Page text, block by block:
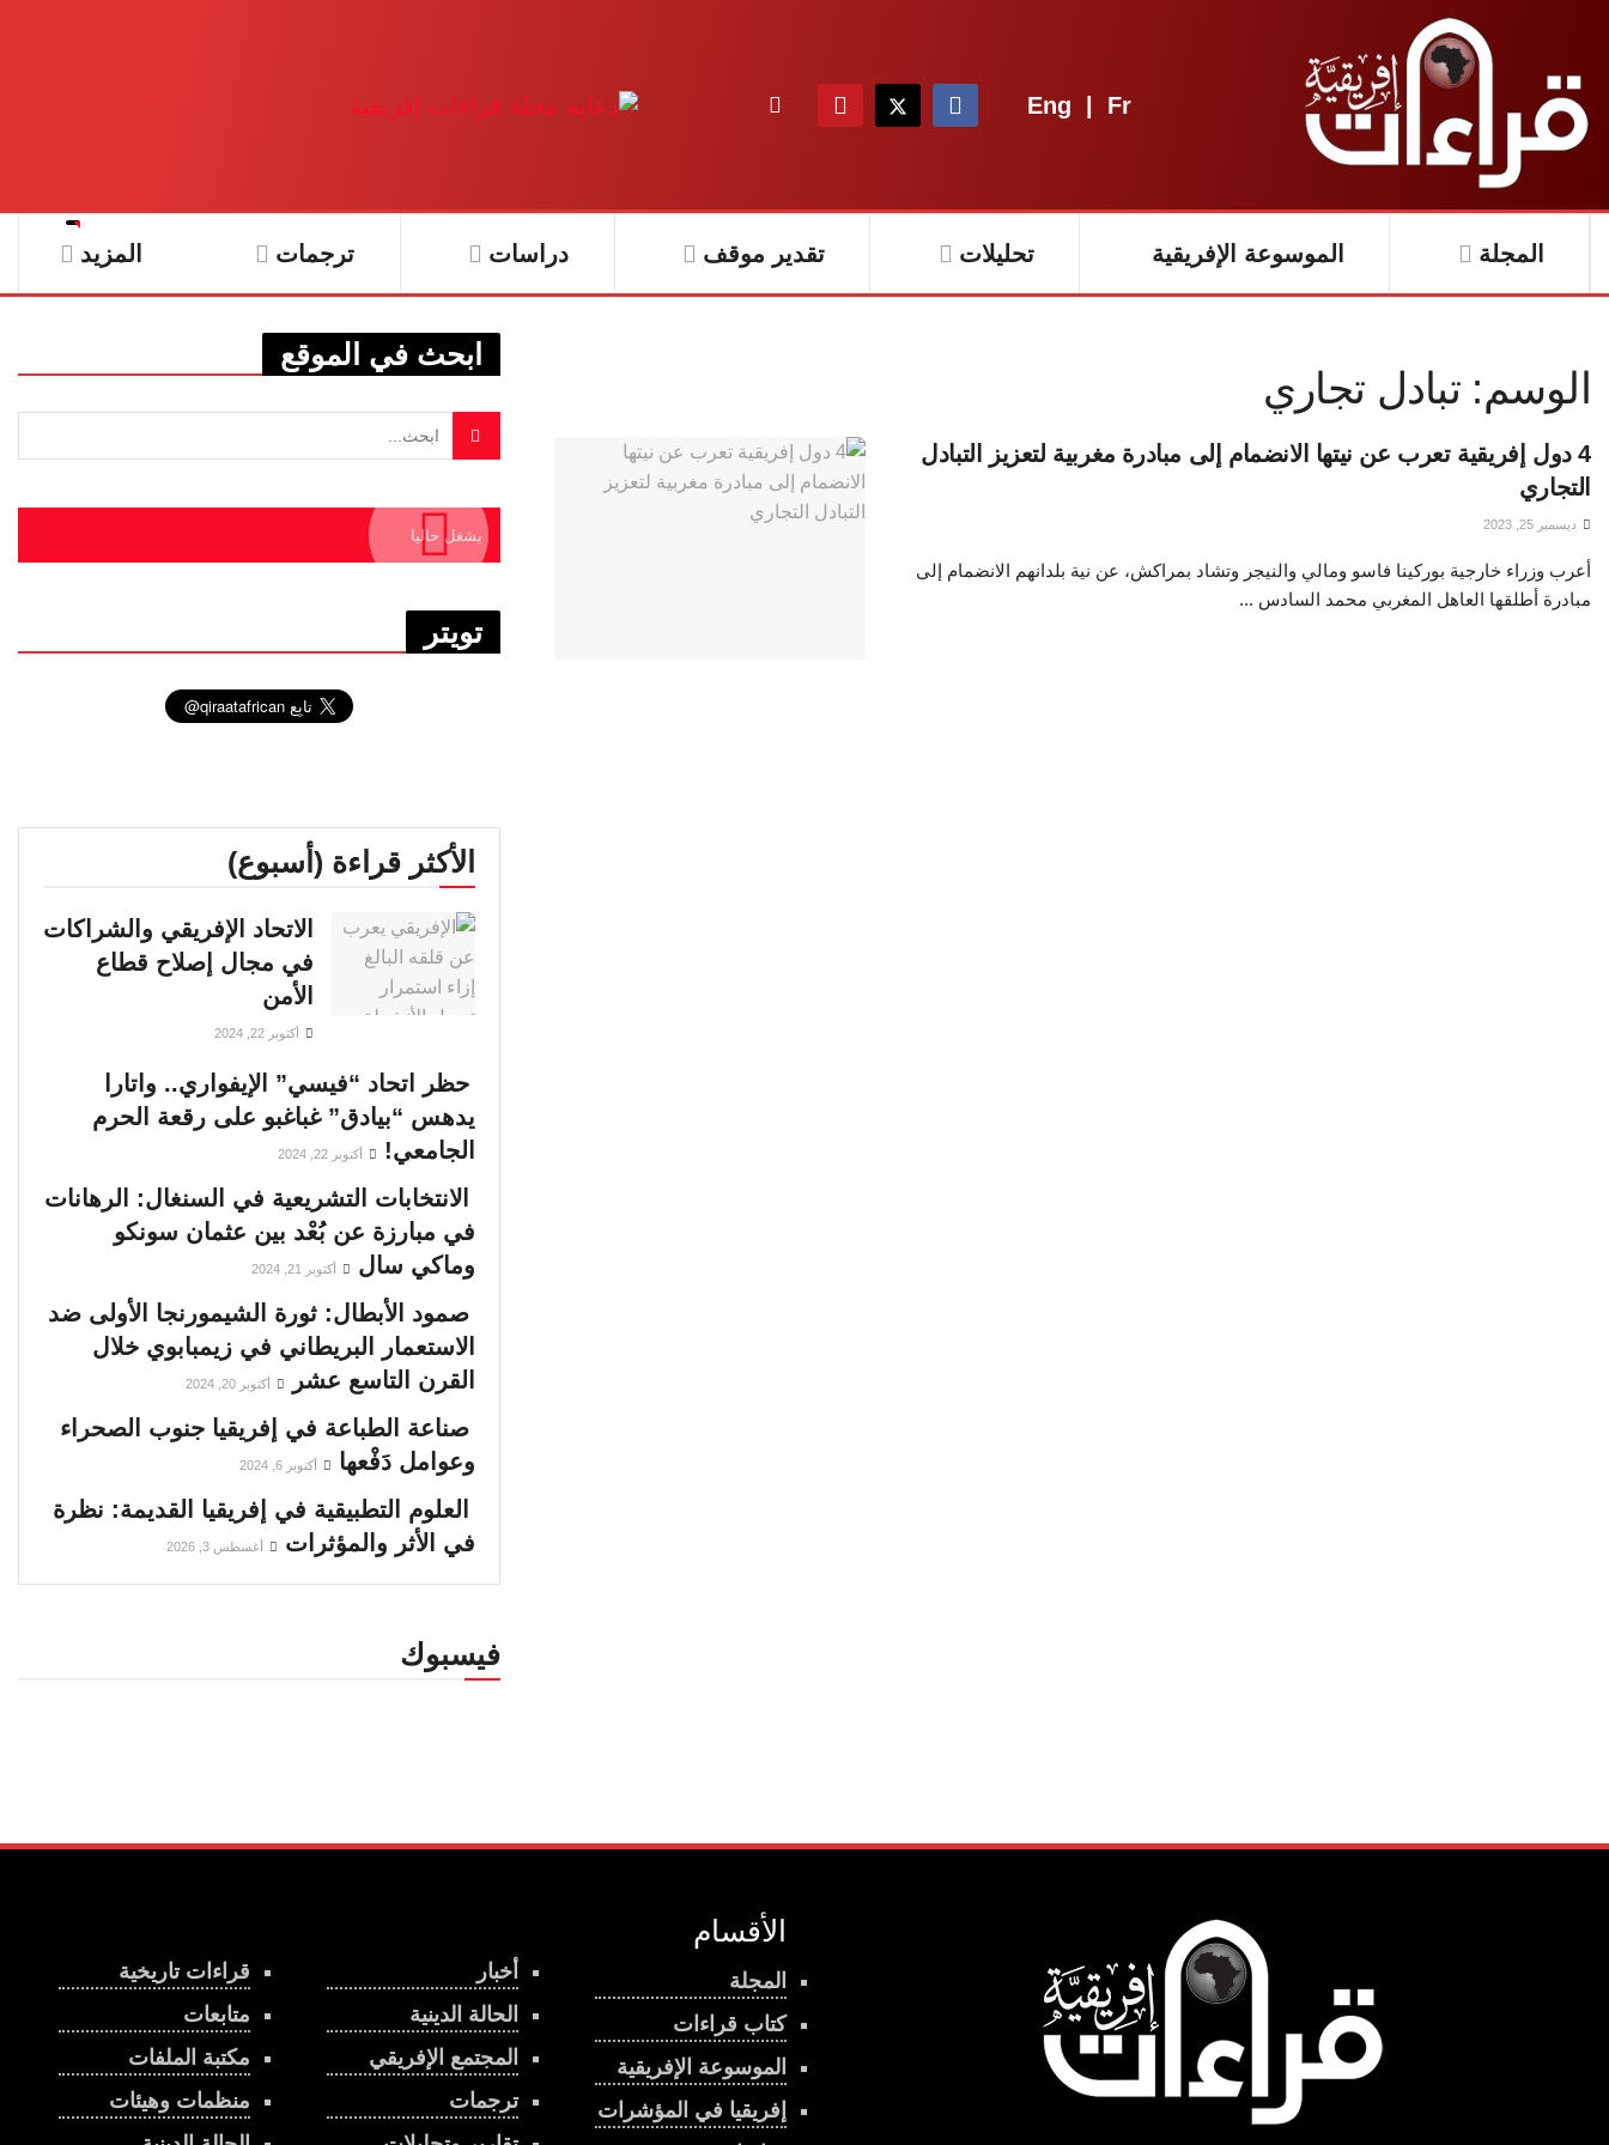
Eng | Fr
المجلة الموسوعة الإفريقية تحليلات تقدير موقف دراسات ترجمات المزيد
الوسم: تبادل تجاري
4 دول إفريقية تعرب عن نيتها الانضمام إلى مبادرة مغربية لتعزيز التبادل
التجاري
ديسمبر 25, 2023
أعرب وزراء خارجية بوركينا فاسو ومالي والنيجر وتشاد بمراكش، عن نية بلدانهم الانضمام إلى
مبادرة أطلقها العاهل المغربي محمد السادس ...
ابحث في الموقع
يشغل حاليا
تويتر
الأكثر قراءة (أسبوع)
الاتحاد الإفريقي والشراكات
في مجال إصلاح قطاع
الأمن
أكتوبر 22, 2024
حظر اتحاد “فيسي” الإيفواري.. واتارا
يدهس “بيادق” غباغبو على رقعة الحرم
الجامعي!
أكتوبر 22, 2024
الانتخابات التشريعية في السنغال: الرهانات
في مبارزة عن بُعْد بين عثمان سونكو
وماكي سال
أكتوبر 21, 2024
صمود الأبطال: ثورة الشيمورنجا الأولى ضد
الاستعمار البريطاني في زيمبابوي خلال
القرن التاسع عشر
أكتوبر 20, 2024
صناعة الطباعة في إفريقيا جنوب الصحراء
وعوامل دَفْعها
أكتوبر 6, 2024
العلوم التطبيقية في إفريقيا القديمة: نظرة
في الأثر والمؤثرات
أغسطس 3, 2026
فيسبوك
قراءات تاريخية
متابعات
مكتبة الملفات
منظمات وهيئات
أخبار
الحالة الدينية
المجتمع الإفريقي
ترجمات
الأقسام
المجلة
كتاب قراءات
الموسوعة الإفريقية
إفريقيا في المؤشرات